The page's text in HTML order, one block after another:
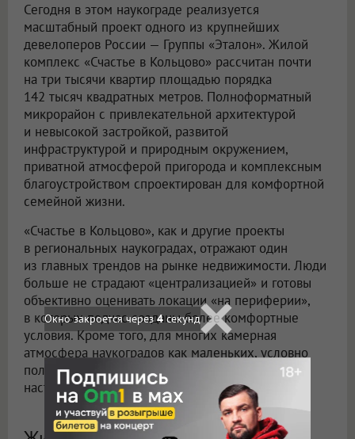
Сегодня в этом наукограде реализуется
масштабный проект одного из крупнейших
девелоперов России — Группы «Эталон». Жилой
комплекс «Счастье в Кольцово» рассчитан почти
на три тысячи квартир площадью порядка
142 тысяч квадратных метров. Полноформатный
микрорайон с привлекательной архитектурой
и невысокой застройкой, развитой
инфраструктурой и природным окружением,
приватной атмосферой пригорода и комплексным
благоустройством спроектирован для комфортной
семейной жизни.
«Счастье в Кольцово», как и другие проекты
в региональных наукоградах, отражают один
из главных трендов на рынке недвижимости. Люди
больше не страдают «централизацией» и готовы
объективно оценивать локации «на периферии»,
в которых подчас созданы более комфортные
условия. Кроме того, для многих камерная
атмосфера наукоградов как маленьких, условно
полузакрытых, микрорайонов становится
настоящим антистрессом.
Окно закроется через3секунд